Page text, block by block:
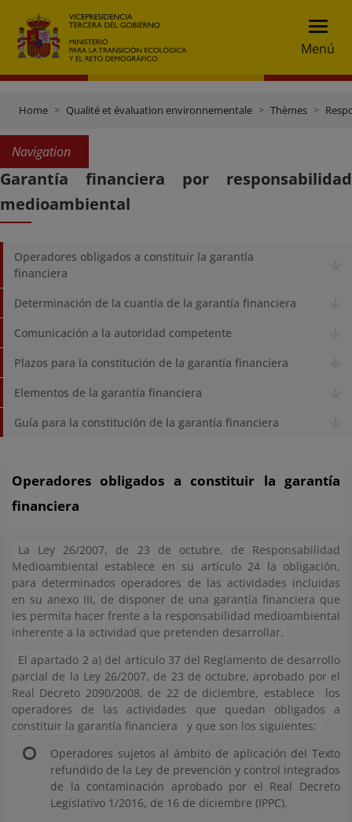
Menú
Home Qualité et évaluation environnementale Thèmes
Navigation
Garantía financiera por responsabilidad
medioambiental
Operadores obligados a constituir la garantía
financiera
Determinación de la cuantía de la garantía financiera
Comunicación a la autoridad competente
Plazos para la constitución de la garantía financiera
Elementos de la garantía financiera
Guía para la constitución de la garantía financiera
Operadores obligados a constituir la garantía
financiera
La Ley 26/2007, de 23 de octubre, de Responsabilidad
Medioambiental establece en su artículo 24 la obligación,
para determinados operadores de las actividades incluidas
en su anexo III, de disponer de una garantía financiera que
les permita hacer frente a la responsabilidad medioambiental
inherente a la actividad que pretenden desarrollar.
El apartado 2 a) del artículo 37 del Reglamento de desarrollo
parcial de la Ley 26/2007, de 23 de octubre, aprobado por el
Real Decreto 2090/2008, de 22 de diciembre, establece
los
operadores de las actividades que quedan obligados a
constituir la garantía financiera
y que son los siguientes:
Operadores sujetos al ámbito de aplicación del Texto
refundido de la Ley de prevención y control integrados
de la contaminación aprobado por el Real Decreto
Legislativo 1/2016, de 16 de diciembre (IPPC).